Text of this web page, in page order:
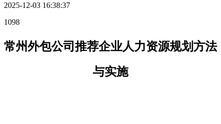
2025-12-03 16:38:37
1098
常州外包公司推荐企业人力资源规划方法
与实施